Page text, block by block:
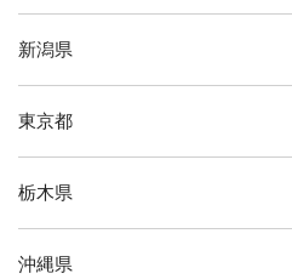
新潟県
東京都
栃木県
沖縄県